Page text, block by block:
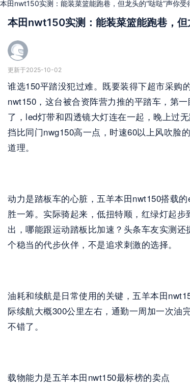
本田nwt150实测：能装菜篮能跑巷，但龙头的“哒哒”声你
本田nwt150实测：能装菜篮能跑巷，但
更新于2025-10-02
谁选150平踏没犯过难。既要装得下超市采购
nwt150，这台被合资阵营力推的平踏车，第
了，led灯带和四透镜大灯连在一起，晚上过
挡比同门nwg150高一点，时速60以上风吹脸
道理。
动力是踏板车的心脏，五羊本田nwt150搭载
胜一筹。实际骑起来，低扭特顺，红绿灯起
出，哪能跟运动踏板比加速？头条车友实测
个稳当的代步伙伴，不是追求刺激的选择。
油耗和续航是日常使用的关键，五羊本田
际续航大概300公里左右，通勤一周加一次油
不错了。
载物能力是五羊本田nwt150最标榜的卖点